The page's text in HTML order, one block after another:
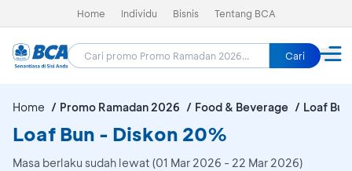
Home Individu Bisnis Tentang BCA
Cari
Home Promo Ramadan 2026 Food & Beverage Loaf Bun
Loaf Bun - Diskon 20%
Masa berlaku sudah lewat (01 Mar 2026 - 22 Mar 2026)